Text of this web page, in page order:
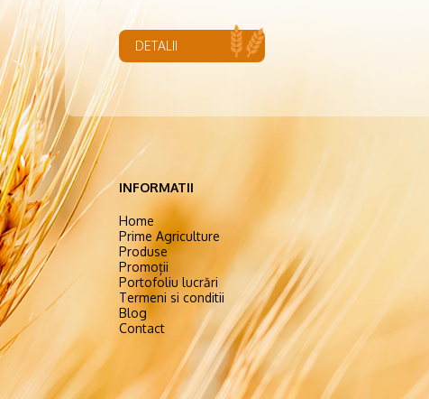
DETALII
INFORMATII
Home
Prime Agriculture
Produse
Promoții
Portofoliu lucrări
Termeni si conditii
Blog
Contact